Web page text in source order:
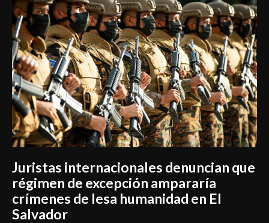
Juristas internacionales denuncian que
régimen de excepción ampararía
crímenes de lesa humanidad en El
Salvador